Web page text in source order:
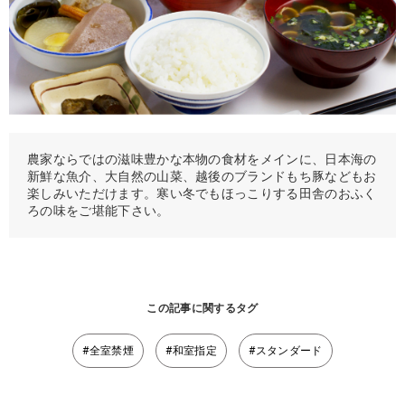
農家ならではの滋味豊かな本物の食材をメインに、日本海の
新鮮な魚介、大自然の山菜、越後のブランドもち豚などもお
楽しみいただけます。寒い冬でもほっこりする田舎のおふく
ろの味をご堪能下さい。
この記事に関するタグ
#全室禁煙 #和室指定 #スタンダード